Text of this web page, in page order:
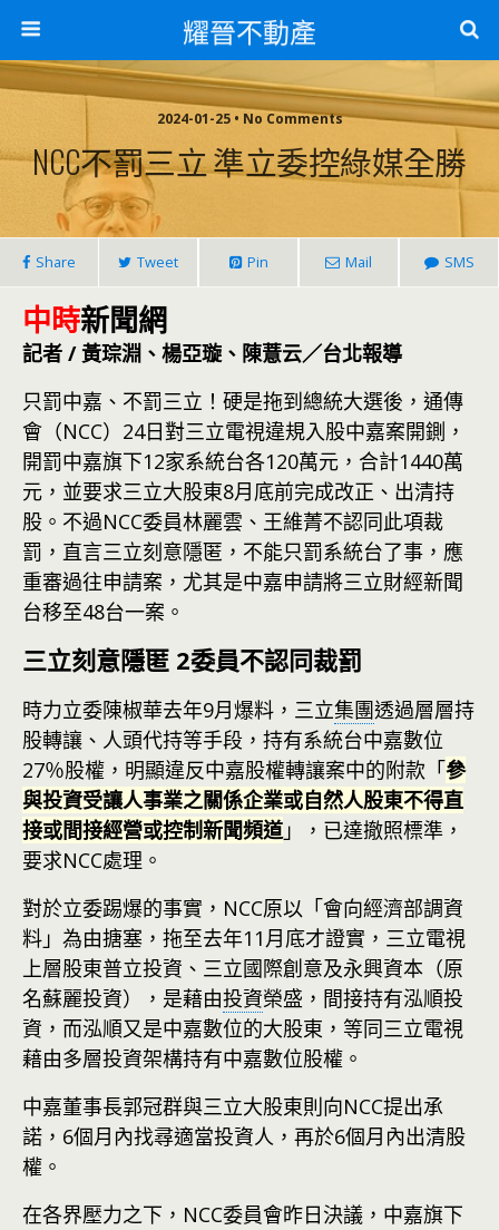
耀晉不動產
2024-01-25 • No Comments
NCC不罰三立 準立委控綠媒全勝
Share Tweet Pin Mail SMS
中時新聞網
記者 / 黃琮淵、楊亞璇、陳薏云／台北報導
只罰中嘉、不罰三立！硬是拖到總統大選後，通傳
會（NCC）24日對三立電視違規入股中嘉案開鍘，
開罰中嘉旗下12家系統台各120萬元，合計1440萬
元，並要求三立大股東8月底前完成改正、出清持
股。不過NCC委員林麗雲、王維菁不認同此項裁
罰，直言三立刻意隱匿，不能只罰系統台了事，應
重審過往申請案，尤其是中嘉申請將三立財經新聞
台移至48台一案。
三立刻意隱匿 2委員不認同裁罰
時力立委陳椒華去年9月爆料，三立集團透過層層持
股轉讓、人頭代持等手段，持有系統台中嘉數位
27％股權，明顯違反中嘉股權轉讓案中的附款「參
與投資受讓人事業之關係企業或自然人股東不得直
接或間接經營或控制新聞頻道」，已達撤照標準，
要求NCC處理。
對於立委踢爆的事實，NCC原以「會向經濟部調資
料」為由搪塞，拖至去年11月底才證實，三立電視
上層股東普立投資、三立國際創意及永興資本（原
名蘇麗投資），是藉由投資榮盛，間接持有泓順投
資，而泓順又是中嘉數位的大股東，等同三立電視
藉由多層投資架構持有中嘉數位股權。
中嘉董事長郭冠群與三立大股東則向NCC提出承
諾，6個月內找尋適當投資人，再於6個月內出清股
權。
在各界壓力之下，NCC委員會昨日決議，中嘉旗下